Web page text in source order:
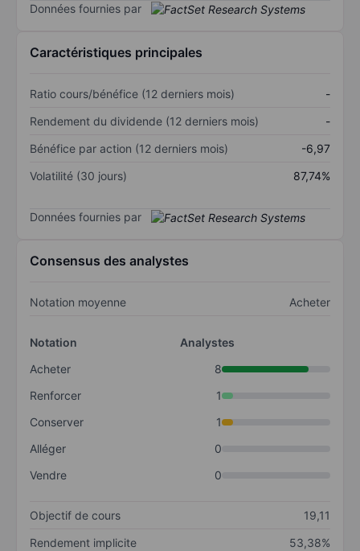
Données fournies par
Caractéristiques principales
Ratio cours/bénéfice (12 derniers mois)
-
Rendement du dividende (12 derniers mois)
-
Bénéfice par action (12 derniers mois)
-6,97
Volatilité (30 jours)
87,74%
Données fournies par
Consensus des analystes
Notation moyenne Acheter
Notation
Analystes
Acheter
8
Renforcer
1
Conserver
1
Alléger
0
Vendre
0
Objectif de cours
19,11
Rendement implicite
53,38%